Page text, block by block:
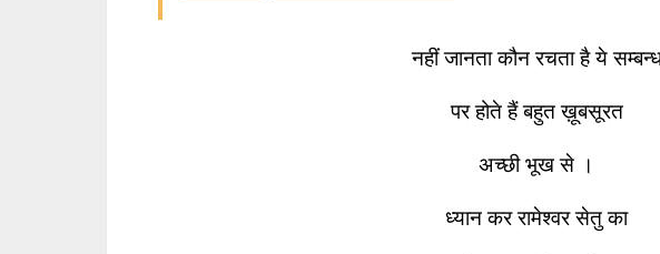
नहीं जानता कौन रचता है ये
पर होते हैं बहुत ख़ूबसूरत
अच्छी भूख से ।
ध्यान कर रामेश्वर सेतु का